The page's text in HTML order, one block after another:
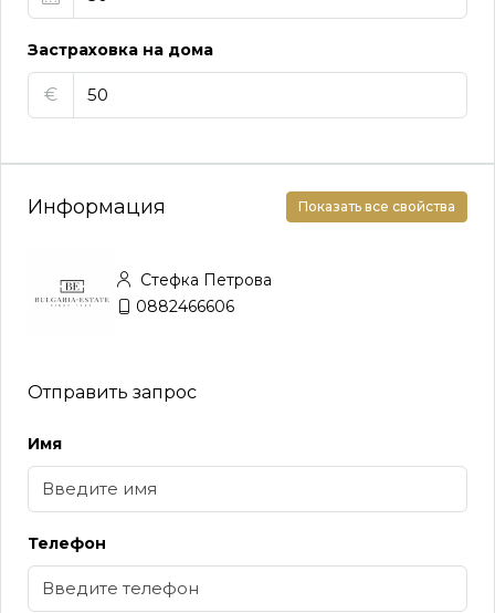
Застраховка на дома
€
Информация Показать все свойства
Стефка Петрова
0882466606
Отправить запрос
Имя
Телефон